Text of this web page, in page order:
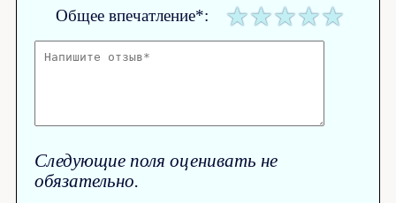
Общее впечатление*:
Следующие поля оценивать не
обязательно.